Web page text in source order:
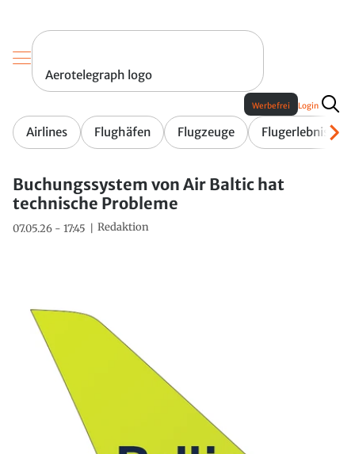
Aerotelegraph logo
Airlines Flughäfen Flugzeuge Flugerlebnis
Werbefrei Login
Buchungssystem von Air Baltic hat
technische Probleme
07.05.26 - 17:45 Redaktion